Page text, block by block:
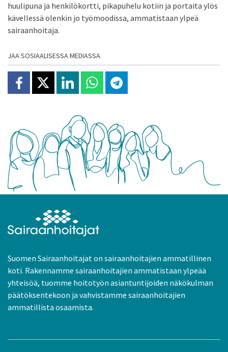
huulipuna ja henkilökortti, pikapuhelu kotiin ja portaita ylös
kävellessä olenkin jo työmoodissa, ammatistaan ylpeä
sairaanhoitaja.
JAA SOSIAALISESSA MEDIASSA
Jaa Facebookissa
Jaa X:ssäJaa Linkedinissä
Jaa Whatsappissa
Jaa Telegramissa
Suomen Sairaanhoitajat on sairaanhoitajien ammatillinen
koti. Rakennamme sairaanhoitajien ammatistaan ylpeää
yhteisöä, tuomme hoitotyön asiantuntijoiden näkökulman
päätöksentekoon ja vahvistamme sairaanhoitajien
ammatillista osaamista.